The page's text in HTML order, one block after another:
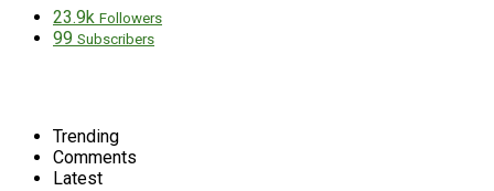
23.9k Followers
99 Subscribers
Trending
Comments
Latest